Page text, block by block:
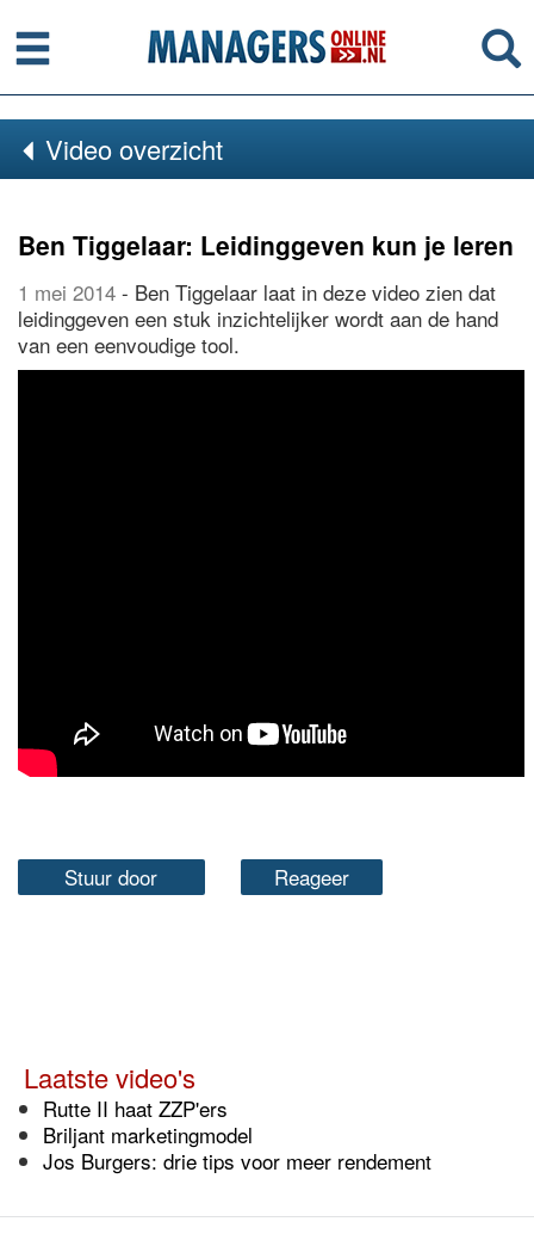
Menu
Video overzicht
Ben Tiggelaar: Leidinggeven kun je leren
1 mei 2014 - Ben Tiggelaar laat in deze video zien dat
leidinggeven een stuk inzichtelijker wordt aan de hand
van een eenvoudige tool.
Stuur door Reageer
Laatste video's
Rutte II haat ZZP'ers
Briljant marketingmodel
Jos Burgers: drie tips voor meer rendement